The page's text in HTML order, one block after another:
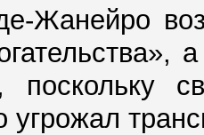
Жанейро
поскольку